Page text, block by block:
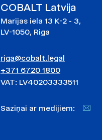
COBALT Latvija
Marijas iela 13 K-2 - 3,
LV-1050, Riga
riga@cobalt.legal
+371 6720 1800
VAT: LV40203333511
Saziņai ar medijiem: